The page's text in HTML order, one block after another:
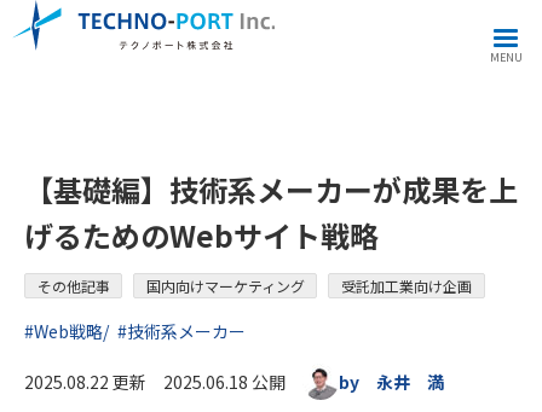
MENU
その他記事 【基礎編】技術系メーカーが成果を上げるためのWebサイト戦略
【基礎編】技術系メーカーが成果を上
げるためのWebサイト戦略
その他記事 国内向けマーケティング 受託加工業向け企画
#Web戦略 #技術系メーカー
2025.08.22 更新 2025.06.18 公開 by 永井 満